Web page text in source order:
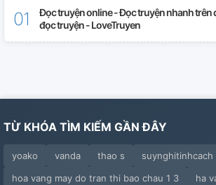
Đọc truyện online - Đọc truyện nhanh trên
đọc truyện - LoveTruyen
TỪ KHÓA TÌM KIẾM GẦN ĐÂY
yoako vanda thao s
suynghitinhcach
hoa vang may do tran thi bao chau 1 3
ha